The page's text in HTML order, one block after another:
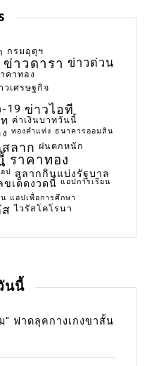
กรมอุตุฯ
ข่าวดารา ข่าวด่วน
คาทอง
วเศรษฐกิจ
19 ข่าวไอที
ค่าเงินบาทวันนี้
ทองคำแท่ง ธนาคารออมสิน
ลาก ฝนตกหนัก
ราคาทอง
ป สลากกินแบ่งรัฐบาล
ขเด็ดงวดนี้ แอปการเรียน
แอปเพื่อการศึกษา
ไวรัสโคโรนา
นนี้
" ฟาดลุคกางเกงขาสั้น